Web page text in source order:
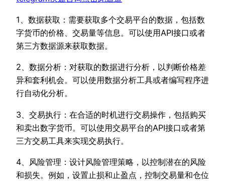
1、数据获取：需要获取多个交易平台的数据，包括数
字货币的价格、交易量等信息。可以使用API接口或者
第三方数据源来获取数据。
2、数据分析：对获取的数据进行分析，以判断价格差
异和套利机会。可以使用数据分析工具或者编写程序进
行自动化分析。
3、交易执行：在合适的时机进行交易操作，包括购买
和卖出数字货币。可以使用交易平台的API接口或者第
三方交易工具来实现交易执行。
4、风险管理：设计风险管理策略，以控制潜在的风险
和损失。例如，设置止损和止盈点，控制交易量和仓位